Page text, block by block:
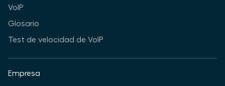
VoIP
Glosario
Test de velocidad de VoIP
Empresa